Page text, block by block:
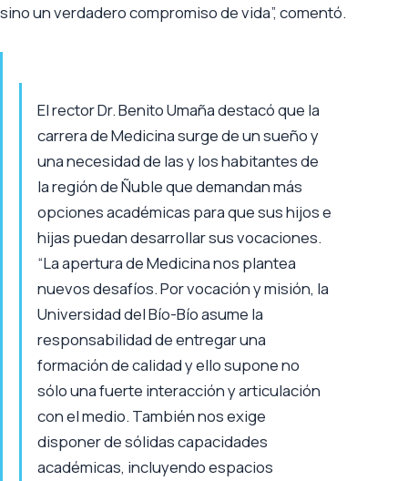
sino un verdadero compromiso de vida”, comentó.
El rector Dr. Benito Umaña destacó que la
carrera de Medicina surge de un sueño y
una necesidad de las y los habitantes de
la región de Ñuble que demandan más
opciones académicas para que sus hijos e
hijas puedan desarrollar sus vocaciones.
“La apertura de Medicina nos plantea
nuevos desafíos. Por vocación y misión, la
Universidad del Bío-Bío asume la
responsabilidad de entregar una
formación de calidad y ello supone no
sólo una fuerte interacción y articulación
con el medio. También nos exige
disponer de sólidas capacidades
académicas, incluyendo espacios